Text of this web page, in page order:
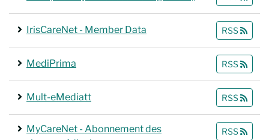
IrisCareNet - Member Data RSS
MediPrima RSS
Mult-eMediatt RSS
MyCareNet - Abonnement des
RSS